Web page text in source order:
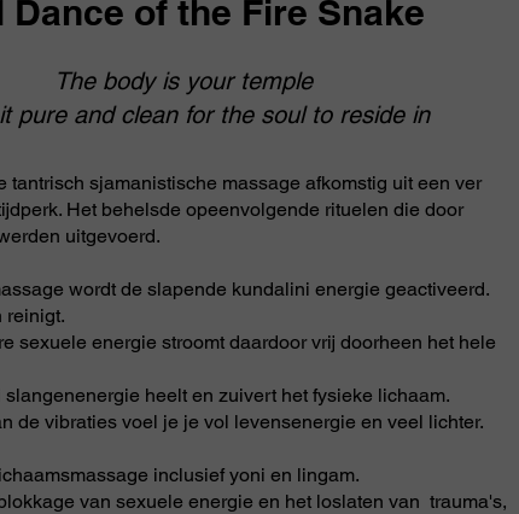
Dance of the Fire Snake
The body is your temple
pure and clean for the soul to reside in
tantrisch sjamanistische massage afkomstig uit een ver
Het behelsde opeenvolgende rituelen die door
uitgevoerd.
wordt de slapende kundalini energie geactiveerd.
reinigt.
sexuele energie stroomt daardoor vrij doorheen het hele
heelt en zuivert het fysieke lichaam.
de vibraties voel je je vol levensenergie en veel lichter.
inclusief yoni en lingam.
van sexuele energie en het loslaten van trauma's,